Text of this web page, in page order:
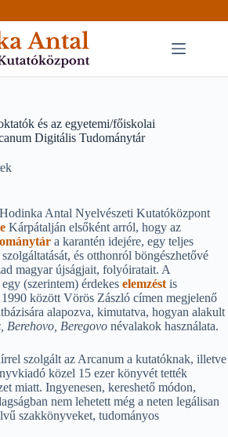
és az egyetemi/főiskolai
Digitális Tudománytár
Antal Nyelvészeti Kutatóközpont
Kárpátalján elsőként arról, hogy az
a karantén idejére, egy teljes
és otthonról böngészhetővé
magyar újságjait, folyóiratait. A
(szerintem) érdekes elemzést is
között Vörös Zászló címen megjelenő
alapozva, kimutatva, hogyan alakult
Berehovo, Beregovo névalakok használata.
szolgált az Arcanum a kutatóknak, illetve
közel 15 ezer könyvét tették
miatt. Ingyenesen, kereshető módon,
nem lehetett még a neten legálisan
szakkönyveket, tudományos